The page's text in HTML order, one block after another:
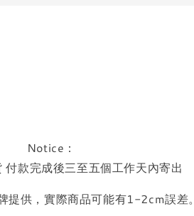
Notice：
付款完成後三至五個工作天內寄出
提供，實際商品可能有1-2cm誤差。